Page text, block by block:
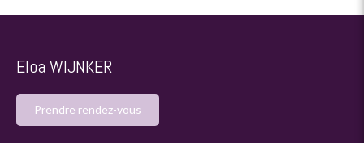
Eloa WIJNKER
Prendre rendez-vous